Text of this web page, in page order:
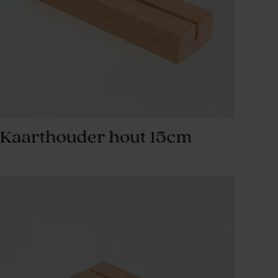
Kaarthouder hout 15cm